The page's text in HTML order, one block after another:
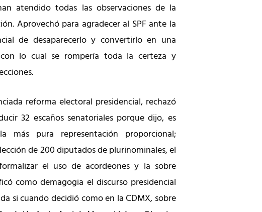
atendido todas las observaciones de la
Aprovechó para agradecer al SPF ante la
de desaparecerlo y convertirlo en una
lo cual se rompería toda la certeza y
reforma electoral presidencial, rechazó
32 escaños senatoriales porque dijo, es
más pura representación proporcional;
de 200 diputados de plurinominales, el
el uso de acordeones y la sobre
como demagogia el discurso presidencial
si cuando decidió como en la CDMX, sobre